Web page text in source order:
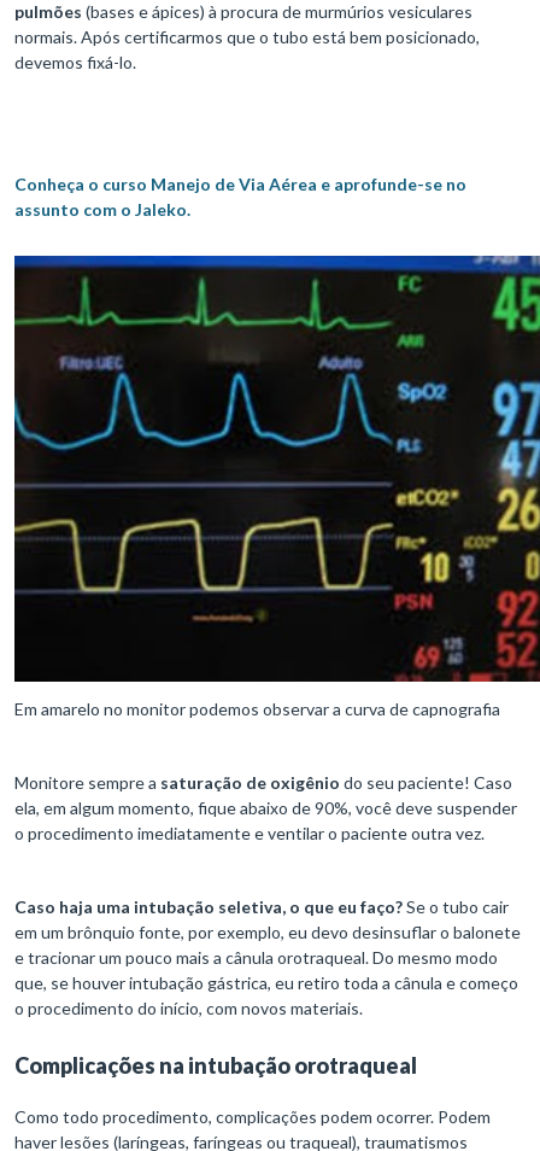
pulmões (bases e ápices) à procura de murmúrios vesiculares
normais. Após certificarmos que o tubo está bem posicionado,
devemos fixá-lo.
Conheça o curso Manejo de Via Aérea e aprofunde-se no
assunto com o Jaleko.
Em amarelo no monitor podemos observar a curva de capnografia
Monitore sempre a saturação de oxigênio do seu paciente! Caso
ela, em algum momento, fique abaixo de 90%, você deve suspender
o procedimento imediatamente e ventilar o paciente outra vez.
Caso haja uma intubação seletiva, o que eu faço?Se o tubo cair
em um brônquio fonte, por exemplo, eu devo desinsuflar o balonete
e tracionar um pouco mais a cânula orotraqueal. Do mesmo modo
que, se houver intubação gástrica, eu retiro toda a cânula e começo
o procedimento do início, com novos materiais.
Complicações na intubação orotraqueal
Como todo procedimento, complicações podem ocorrer. Podem
haver lesões (laríngeas, faríngeas ou traqueal), traumatismos